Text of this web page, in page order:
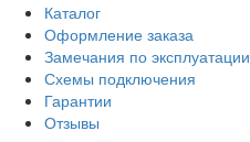
Каталог
Оформление заказа
Замечания по эксплуатации
Схемы подключения
Гарантии
Отзывы